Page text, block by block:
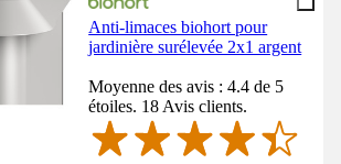
Anti-limaces biohort pour
jardinière surélevée 2x1 argent
Moyenne des avis : 4.4 de 5
étoiles. 18 Avis clients.